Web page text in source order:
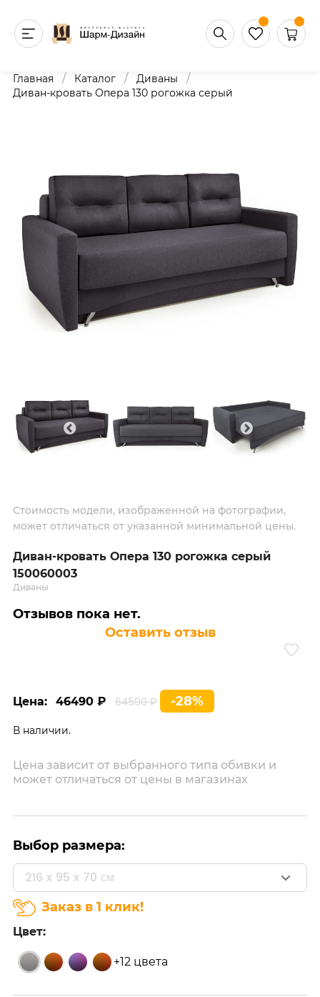
Главная / Каталог / Диваны /
Диван-кровать Опера 130 рогожка серый
Стоимость модели, изображенной на фотографии,
может отличаться от указанной минимальной цены.
Диван-кровать Опера 130 рогожка серый
150060003
Диваны
Отзывов пока нет.
Оставить отзыв
Цена: 46490 ₽ 64590 ₽ -28%
В наличии.
Цена зависит от выбранного типа обивки и
может отличаться от цены в магазинах
Выбор размера:
216 x 95 x 70 см
Заказ в 1 клик!
Цвет:
+12 цвета